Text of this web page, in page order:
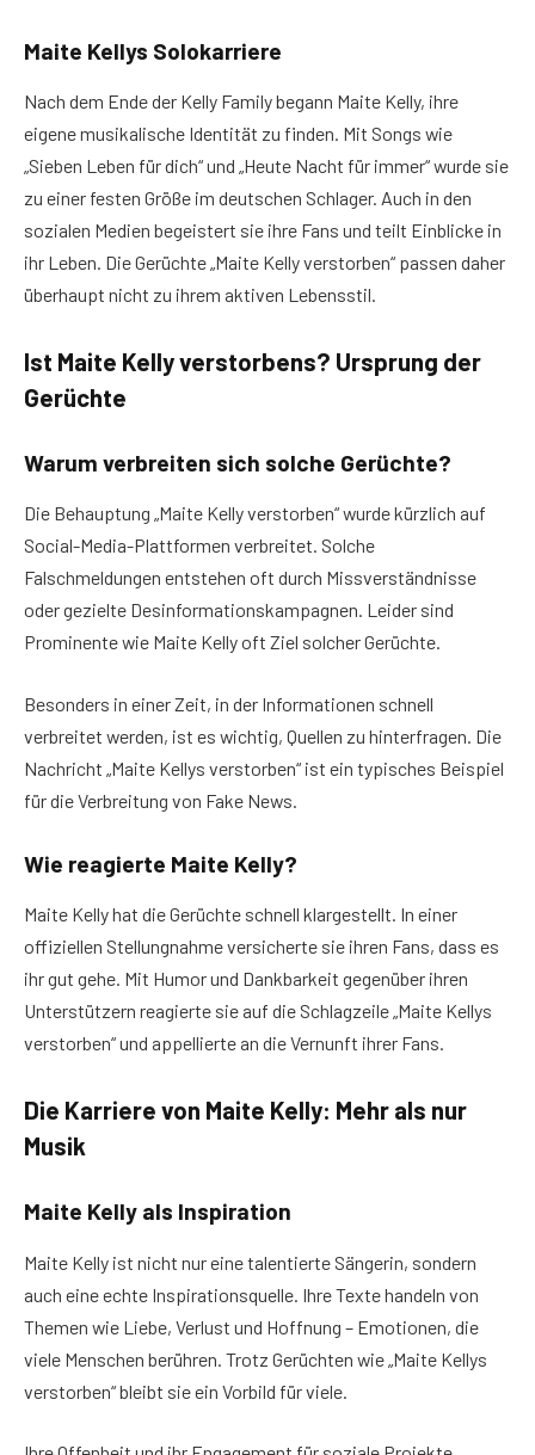
Maite Kellys Solokarriere
Nach dem Ende der Kelly Family begann Maite Kelly, ihre
eigene musikalische Identität zu finden. Mit Songs wie
„Sieben Leben für dich“ und „Heute Nacht für immer“ wurde sie
zu einer festen Größe im deutschen Schlager. Auch in den
sozialen Medien begeistert sie ihre Fans und teilt Einblicke in
ihr Leben. Die Gerüchte „Maite Kelly verstorben“ passen daher
überhaupt nicht zu ihrem aktiven Lebensstil.
Ist Maite Kelly verstorbens? Ursprung der
Gerüchte
Warum verbreiten sich solche Gerüchte?
Die Behauptung „Maite Kelly verstorben“ wurde kürzlich auf
Social-Media-Plattformen verbreitet. Solche
Falschmeldungen entstehen oft durch Missverständnisse
oder gezielte Desinformationskampagnen. Leider sind
Prominente wie Maite Kelly oft Ziel solcher Gerüchte.
Besonders in einer Zeit, in der Informationen schnell
verbreitet werden, ist es wichtig, Quellen zu hinterfragen. Die
Nachricht „Maite Kellys verstorben“ ist ein typisches Beispiel
für die Verbreitung von Fake News.
Wie reagierte Maite Kelly?
Maite Kelly hat die Gerüchte schnell klargestellt. In einer
offiziellen Stellungnahme versicherte sie ihren Fans, dass es
ihr gut gehe. Mit Humor und Dankbarkeit gegenüber ihren
Unterstützern reagierte sie auf die Schlagzeile „Maite Kellys
verstorben“ und appellierte an die Vernunft ihrer Fans.
Die Karriere von Maite Kelly: Mehr als nur
Musik
Maite Kelly als Inspiration
Maite Kelly ist nicht nur eine talentierte Sängerin, sondern
auch eine echte Inspirationsquelle. Ihre Texte handeln von
Themen wie Liebe, Verlust und Hoffnung – Emotionen, die
viele Menschen berühren. Trotz Gerüchten wie „Maite Kellys
verstorben“ bleibt sie ein Vorbild für viele.